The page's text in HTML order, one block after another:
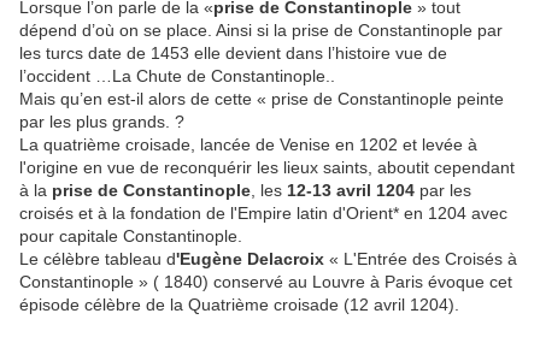
Lorsque l’on parle de la «prise de Constantinople » tout
dépend d’où on se place. Ainsi si la prise de Constantinople par
les turcs date de 1453 elle devient dans l’histoire vue de
l’occident …La Chute de Constantinople..
Mais qu’en est-il alors de cette « prise de Constantinople peinte
par les plus grands. ?
La quatrième croisade, lancée de Venise en 1202 et levée à
l'origine en vue de reconquérir les lieux saints, aboutit cependant
à la prise de Constantinople , les 12-13 avril 1204 par les
croisés et à la fondation de l'Empire latin d'Orient* en 1204 avec
pour capitale Constantinople.
Le célèbre tableau d'Eugène Delacroix « L'Entrée des Croisés à
Constantinople » ( 1840) conservé au Louvre à Paris évoque cet
épisode célèbre de la Quatrième croisade (12 avril 1204).